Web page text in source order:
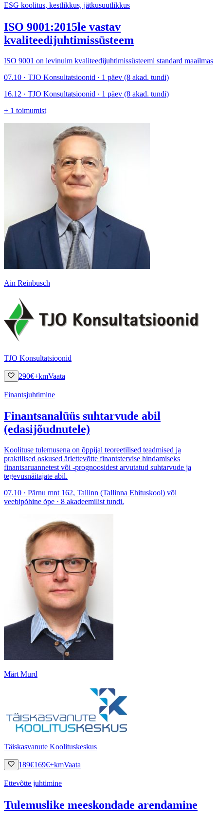
ESG koolitus, kestlikkus, jätkusuutlikkus
ISO 9001:2015le vastav
kvaliteedijuhtimissüsteem
ISO 9001 on levinuim kvaliteedijuhtimissüsteemi standard maailmas
07.10 · TJO Konsultatsioonid · 1 päev (8 akad. tundi)
16.12 · TJO Konsultatsioonid · 1 päev (8 akad. tundi)
+ 1 toimumist
Ain Reinbusch
TJO Konsultatsioonid
290€+kmVaata
Finantsjuhtimine
Finantsanalüüs suhtarvude abil
(edasijõudnutele)
Koolituse tulemusena on õppijal teoreetilised teadmised ja
praktilised oskused äriettevõtte finantstervise hindamiseks
finantsaruannetest või -prognoosidest arvutatud suhtarvude ja
tegevusnäitajate abil.
07.10 · Pärnu mnt 162, Tallinn (Tallinna Ehituskool) või
veebipõhine õpe · 8 akadeemilist tundi.
Märt Murd
Täiskasvanute Koolituskeskus
189€169€+kmVaata
Ettevõtte juhtimine
Tulemuslike meeskondade arendamine